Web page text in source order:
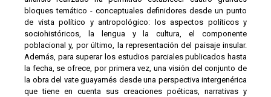
bloques temático - conceptuales definidores desde un punto
de vista político y antropológico: los aspectos políticos y
sociohistóricos, la lengua y la cultura, el componente
poblacional y, por último, la representación del paisaje insular.
Además, para superar los estudios parciales publicados hasta
la fecha, se ofrece, por primera vez, una visión del conjunto de
la obra del vate guayamés desde una perspectiva intergenérica
que tiene en cuenta sus creaciones poéticas, narrativas y